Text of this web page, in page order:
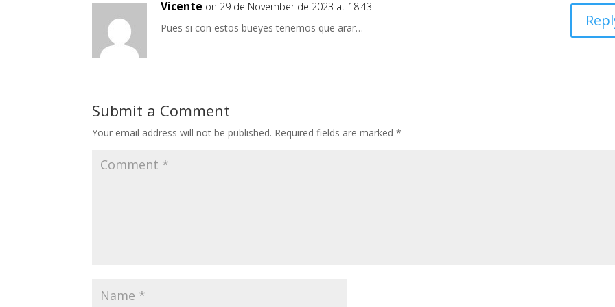
Vicente on 29 de November de 2023 at 18:43
Pues si con estos bueyes tenemos que arar…
Submit a Comment
Your email address will not be published. Required fields are marked*